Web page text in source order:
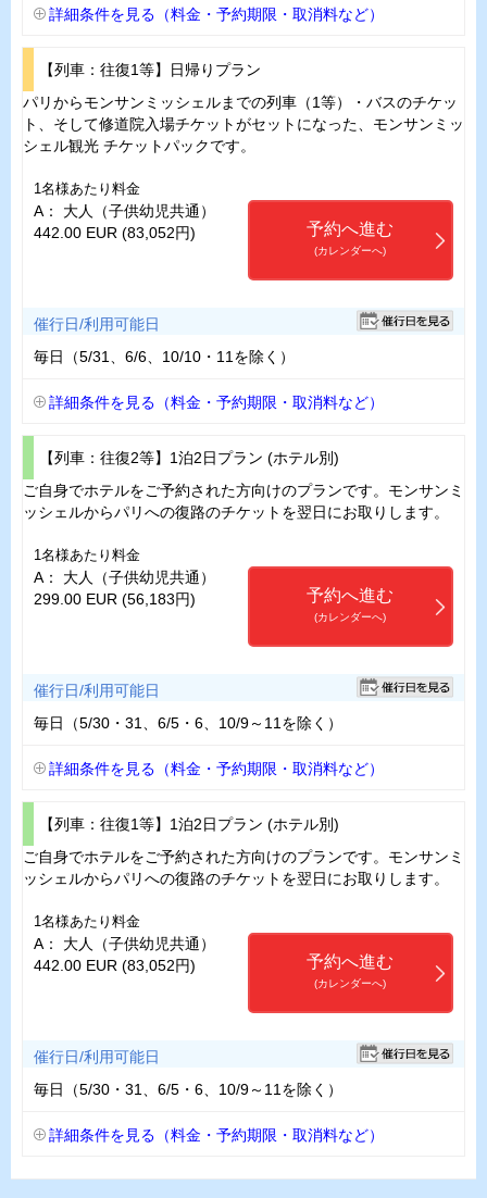
詳細条件を見る（料金・予約期限・取消料など）
【列車：往復1等】日帰りプラン
パリからモンサンミッシェルまでの列車（1等）・バスのチケッ
ト、そして修道院入場チケットがセットになった、モンサンミッ
シェル観光 チケットパックです。
1名様あたり料金
A： 大人（子供幼児共通）
442.00 EUR (83,052円)
予約へ進む
(カレンダーへ)
催行日/利用可能日
毎日（5/31、6/6、10/10・11を除く）
詳細条件を見る（料金・予約期限・取消料など）
【列車：往復2等】1泊2日プラン (ホテル別)
ご自身でホテルをご予約された方向けのプランです。モンサンミ
ッシェルからパリへの復路のチケットを翌日にお取りします。
1名様あたり料金
A： 大人（子供幼児共通）
299.00 EUR (56,183円)
予約へ進む
(カレンダーへ)
催行日/利用可能日
毎日（5/30・31、6/5・6、10/9～11を除く）
詳細条件を見る（料金・予約期限・取消料など）
【列車：往復1等】1泊2日プラン (ホテル別)
ご自身でホテルをご予約された方向けのプランです。モンサンミ
ッシェルからパリへの復路のチケットを翌日にお取りします。
1名様あたり料金
A： 大人（子供幼児共通）
442.00 EUR (83,052円)
予約へ進む
(カレンダーへ)
催行日/利用可能日
毎日（5/30・31、6/5・6、10/9～11を除く）
詳細条件を見る（料金・予約期限・取消料など）